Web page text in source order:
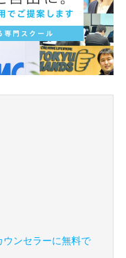
ウンセラーに無料で